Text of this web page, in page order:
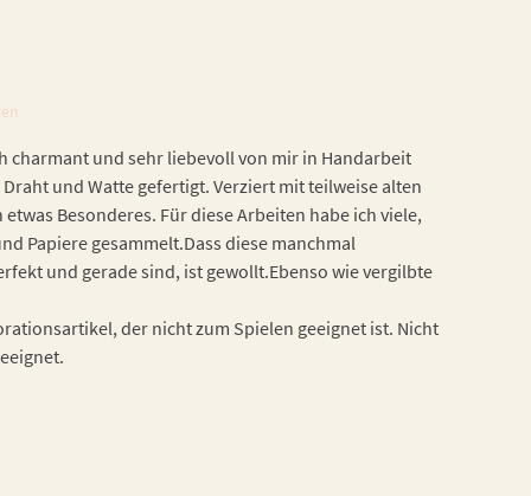
charmant und sehr liebevoll von mir in Handarbeit
und Watte gefertigt. Verziert mit teilweise alten
Besonderes. Für diese Arbeiten habe ich viele,
Papiere gesammelt.Dass diese manchmal
und gerade sind, ist gewollt.Ebenso wie vergilbte
der nicht zum Spielen geeignet ist. Nicht